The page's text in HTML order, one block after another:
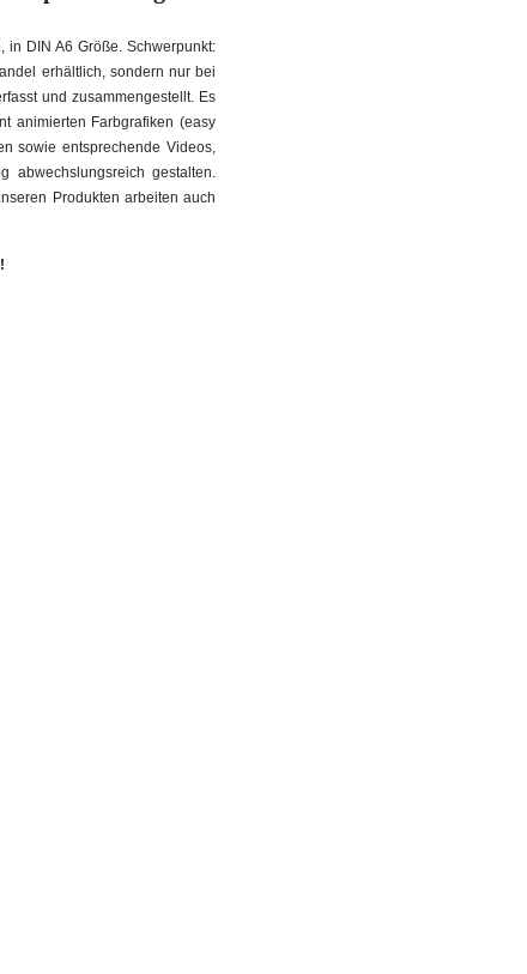
DIN A6 Größe. Schwerpunkt:
erhältlich, sondern nur bei
und zusammengestellt. Es
animierten Farbgrafiken (easy
sowie entsprechende Videos,
abwechslungsreich gestalten.
Produkten arbeiten auch